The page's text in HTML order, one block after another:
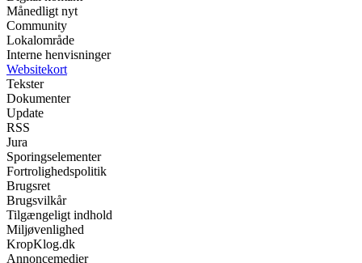
Månedligt nyt
Community
Lokalområde
Interne henvisninger
Websitekort
Tekster
Dokumenter
Update
RSS
Jura
Sporingselementer
Fortrolighedspolitik
Brugsret
Brugsvilkår
Tilgængeligt indhold
Miljøvenlighed
KropKlog.dk
Annoncemedier